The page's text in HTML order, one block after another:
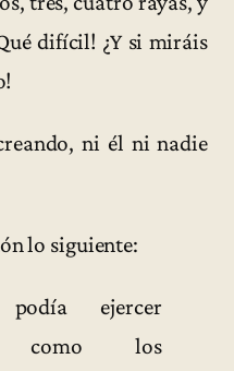
difícil! ¿Y si miráis
ni él ni nadie
lo siguiente:
ejercer
como los